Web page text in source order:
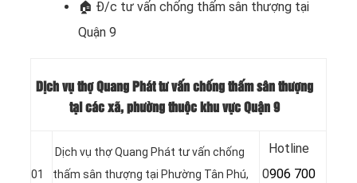
🏠 Đ/c tư vấn chống thấm sân thượng tại
Quận 9
Dịch vụ thợ Quang Phát tư vấn chống thấm sân thượng
tại các xã, phường thuộc khu vực Quận 9
01
Dịch vụ thợ Quang Phát tư vấn chống
thấm sân thượng tại Phường Tân Phú,
Hotline
0906 700